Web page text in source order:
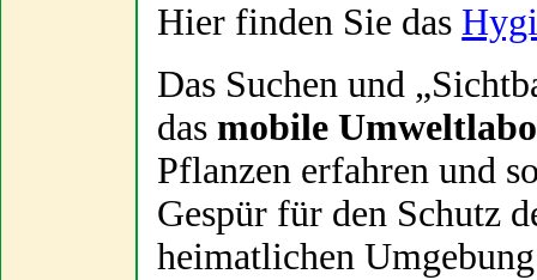
Hier finden Sie das
Das Suchen und
dasmobile
Pflanzen erfahren und
Gespür für den Schutz
heimatlichen